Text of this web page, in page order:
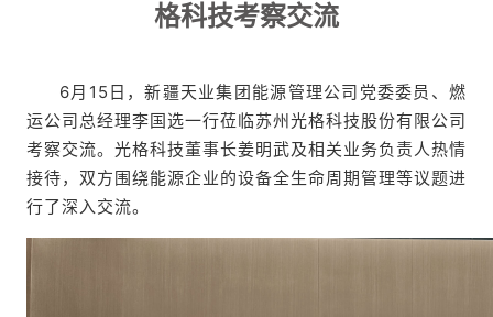
格科技考察交流
6月15日，新疆天业集团能源管理公司党委委员、燃
运公司总经理李国选一行莅临苏州光格科技股份有限公司
考察交流。光格科技董事长姜明武及相关业务负责人热情
接待，双方围绕能源企业的设备全生命周期管理等议题进
行了深入交流。